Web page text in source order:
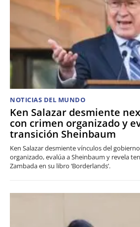
NOTICIAS DEL MUNDO
Ken Salazar desmiente
con crimen organizado y
transición Sheinbaum
Ken Salazar desmiente vínculos del
organizado, evalúa a Sheinbaum y revela
Zambada en su libro ‘Borderlands’.